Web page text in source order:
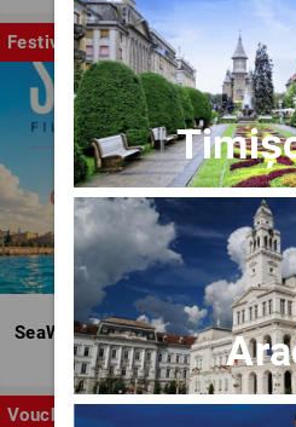
Festival
SeaWave Film & Arts Festival
Voucher